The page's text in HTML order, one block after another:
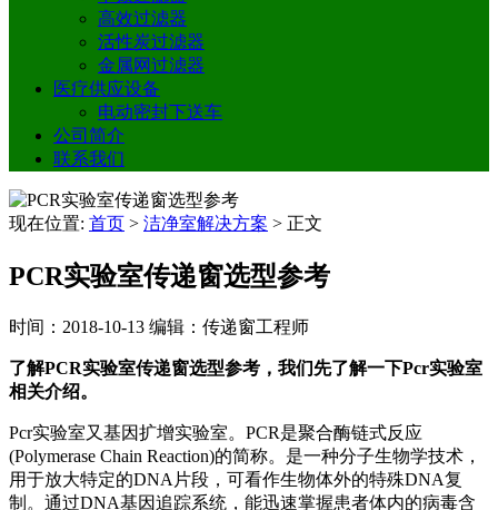
高效过滤器
活性炭过滤器
金属网过滤器
医疗供应设备
电动密封下送车
公司简介
联系我们
现在位置: 首页 > 洁净室解决方案 > 正文
PCR实验室传递窗选型参考
时间：2018-10-13 编辑：传递窗工程师
了解PCR实验室传递窗选型参考，我们先了解一下Pcr实验室
相关介绍。
Pcr实验室又基因扩增实验室。PCR是聚合酶链式反应
(Polymerase Chain Reaction)的简称。是一种分子生物学技术，
用于放大特定的DNA片段，可看作生物体外的特殊DNA复
制。通过DNA基因追踪系统，能迅速掌握患者体内的病毒含